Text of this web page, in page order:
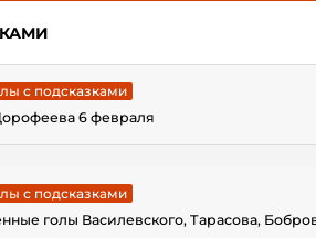
с подсказками
6 февраля
с подсказками
голы Василевского, Тарасова,